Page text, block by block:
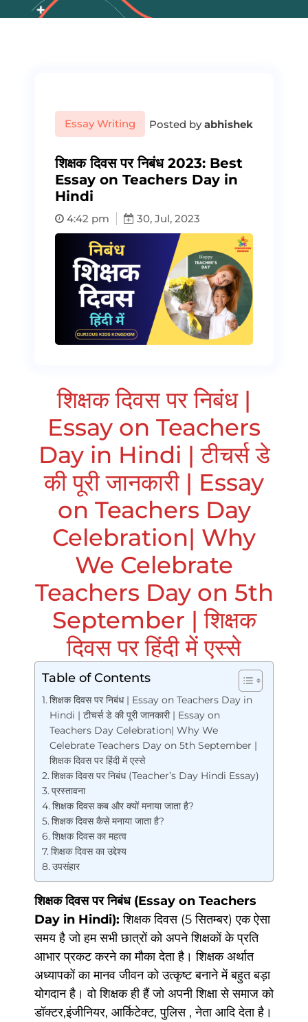
Essay Writing Posted byabhishek
शिक्षक दिवस पर निबंध 2023: Best
Essay on Teachers Day in
Hindi
4:42 pm 30, Jul, 2023
शिक्षक दिवस पर निबंध |
Essay on Teachers
Day in Hindi | टीचर्स डे
की पूरी जानकारी | Essay
on Teachers Day
Celebration| Why
We Celebrate
Teachers Day on 5th
September | शिक्षक
दिवस पर हिंदी में एस्से
Table of Contents
शिक्षक दिवस पर निबंध | Essay on Teachers Day in
Hindi | टीचर्स डे की पूरी जानकारी | Essay on
Teachers Day Celebration| Why We
Celebrate Teachers Day on 5th September |
शिक्षक दिवस पर हिंदी में एस्से
शिक्षक दिवस पर निबंध (Teacher’s Day Hindi Essay)
प्रस्तावना
शिक्षक दिवस कब और क्यों मनाया जाता है?
शिक्षक दिवस कैसे मनाया जाता है?
शिक्षक दिवस का महत्व
शिक्षक दिवस का उद्देश्य
उपसंहार
शिक्षक दिवस पर निबंध (Essay on Teachers
Day in Hindi):शिक्षक दिवस (5 सितम्बर) एक ऐसा
समय है जो हम सभी छात्रों को अपने शिक्षकों के प्रति
आभार प्रकट करने का मौका देता है। शिक्षक अर्थात
अध्यापकों का मानव जीवन को उत्कृष्ट बनाने में बहुत बड़ा
योगदान है। वो शिक्षक ही हैं जो अपनी शिक्षा से समाज को
डॉक्टर,इंजीनियर, आर्किटेक्ट, पुलिस , नेता आदि देता है।